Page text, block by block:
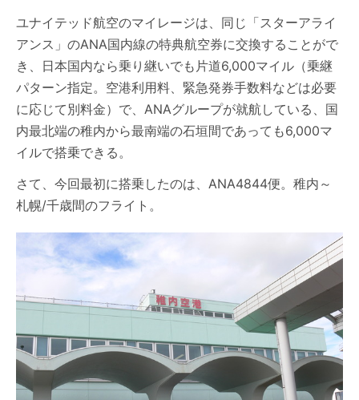
ユナイテッド航空のマイレージは、同じ「スターアライ
アンス」のANA国内線の特典航空券に交換することがで
き、日本国内なら乗り継いでも片道6,000マイル（乗継
パターン指定。空港利用料、緊急発券手数料などは必要
に応じて別料金）で、ANAグループが就航している、国
内最北端の稚内から最南端の石垣間であっても6,000マ
イルで搭乗できる。
さて、今回最初に搭乗したのは、ANA4844便。稚内～
札幌/千歳間のフライト。